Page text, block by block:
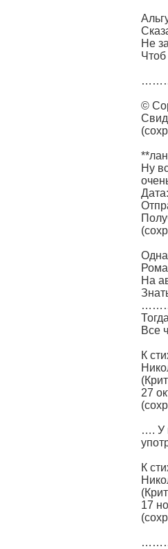
Не
Чтоб
©
Ну
На
Все
К
27
…. У
К
17